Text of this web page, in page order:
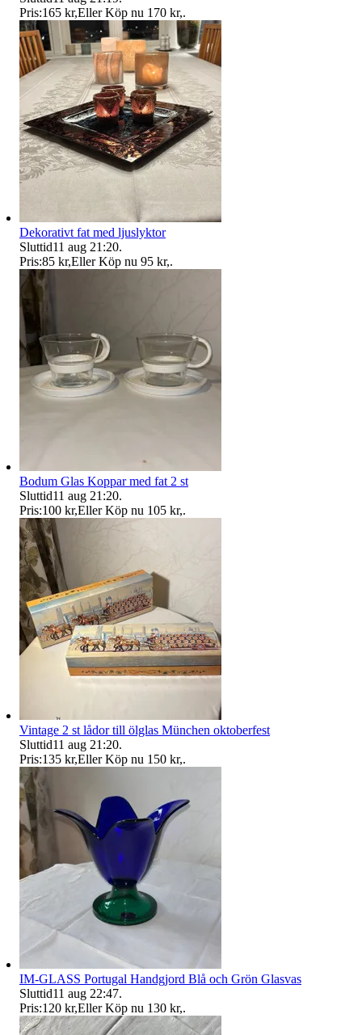
Pris:165 kr,Eller Köp nu 170 kr,.
Dekorativt fat med ljuslyktor
Sluttid11 aug 21:20.
Pris:85 kr,Eller Köp nu 95 kr,.
Bodum Glas Koppar med fat 2 st
Sluttid11 aug 21:20.
Pris:100 kr,Eller Köp nu 105 kr,.
Vintage 2 st lådor till ölglas München oktoberfest
Sluttid11 aug 21:20.
Pris:135 kr,Eller Köp nu 150 kr,.
IM-GLASS Portugal Handgjord Blå och Grön Glasvas
Sluttid11 aug 22:47.
Pris:120 kr,Eller Köp nu 130 kr,.